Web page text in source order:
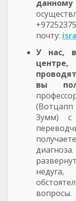
данному
почту:
У нас, в
вы
Зумм) с
вопросы.